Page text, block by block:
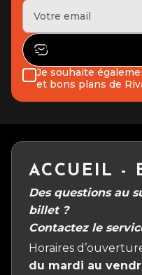
Je souhaite
et bons plans de
ACCUEIL -
Des questions au
billet ?
Contactez le
Horaires
du mardi au